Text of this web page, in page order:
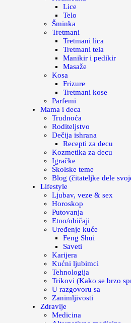
Lice
Telo
Šminka
Tretmani
Tretmani lica
Tretmani tela
Manikir i pedikir
Masaže
Kosa
Frizure
Tretmani kose
Parfemi
Mama i deca
Trudnoća
Roditeljstvo
Dečija ishrana
Recepti za decu
Kozmetika za decu
Igračke
Školske teme
Blog (čitateljke dele
Lifestyle
Ljubav, veze & sex
Horoskop
Putovanja
Etno/običaji
Uređenje kuće
Feng Shui
Saveti
Karijera
Kućni ljubimci
Tehnologija
Trikovi (Kako se brzo
U razgovoru sa
Zanimljivosti
Zdravlje
Medicina